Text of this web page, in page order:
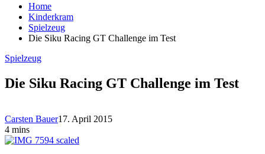
Home
Kinderkram
Spielzeug
Die Siku Racing GT Challenge im Test
Spielzeug
Die Siku Racing GT Challenge im Test
Carsten Bauer17. April 2015
4 mins